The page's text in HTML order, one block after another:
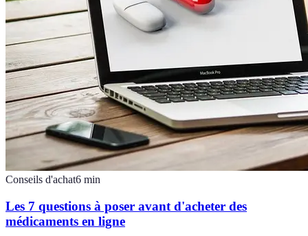
Conseils d'achat6 min
Les 7 questions à poser avant d'acheter des
médicaments en ligne